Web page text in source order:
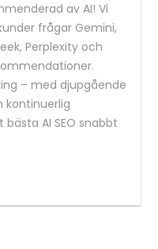
av AI! Vi
frågar Gemini,
Perplexity och
– med djupgående
kontinuerlig
AI SEO snabbt